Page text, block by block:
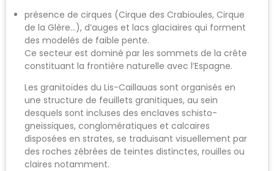
présence de cirques (Cirque des Crabioules, Cirque
de la Glère…), d’auges et lacs glaciaires qui forment
des modelés de faible pente.
Ce secteur est dominé par les sommets de la crête
constituant la frontière naturelle avec l’Espagne.
Les granitoïdes du Lis-Caillauas sont organisés en
une structure de feuillets granitiques, au sein
desquels sont incluses des enclaves schisto-
gneissiques, conglomératiques et calcaires
disposées en strates, se traduisant visuellement par
des roches zébrées de teintes distinctes, rouilles ou
claires notamment.